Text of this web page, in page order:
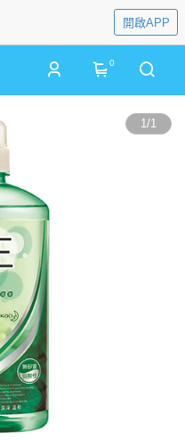
開啟APP
0
1/1